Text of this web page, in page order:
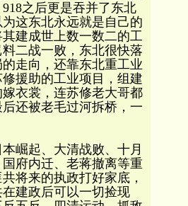
之后更是吞并了东北
这东北永远就是自己的
建成世上数一数二的工
二战一败，东北很快落
走向，还靠东北重工业
援助的工业项目，组建
衣裳，连苏修老大哥都
还被老毛过河拆桥，一
崛起、大清战败、十月
府内迁、老蒋撤离等重
将来的执政打好家底，
建政后可以一切捡现